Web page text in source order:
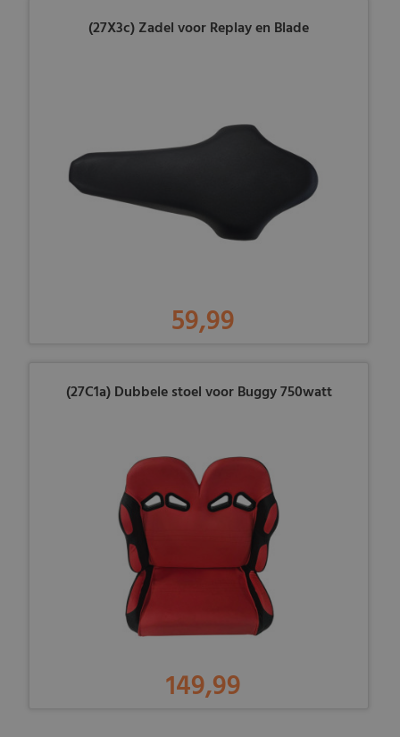
(27X3c) Zadel voor Replay en Blade
59,99
(27C1a) Dubbele stoel voor Buggy 750watt
149,99